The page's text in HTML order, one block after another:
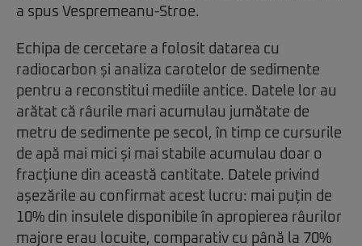
a spus Vespremeanu-Stroe.
Echipa de cercetare a folosit datarea cu
radiocarbon și analiza carotelor de sedimente
pentru a reconstitui mediile antice. Datele lor au
arătat că râurile mari acumulau jumătate de
metru de sedimente pe secol, în timp ce cursurile
de apă mai mici și mai stabile acumulau doar o
fracțiune din această cantitate. Datele privind
așezările au confirmat acest lucru: mai puțin de
10% din insulele disponibile în apropierea râurilor
majore erau locuite, comparativ cu până la 70%